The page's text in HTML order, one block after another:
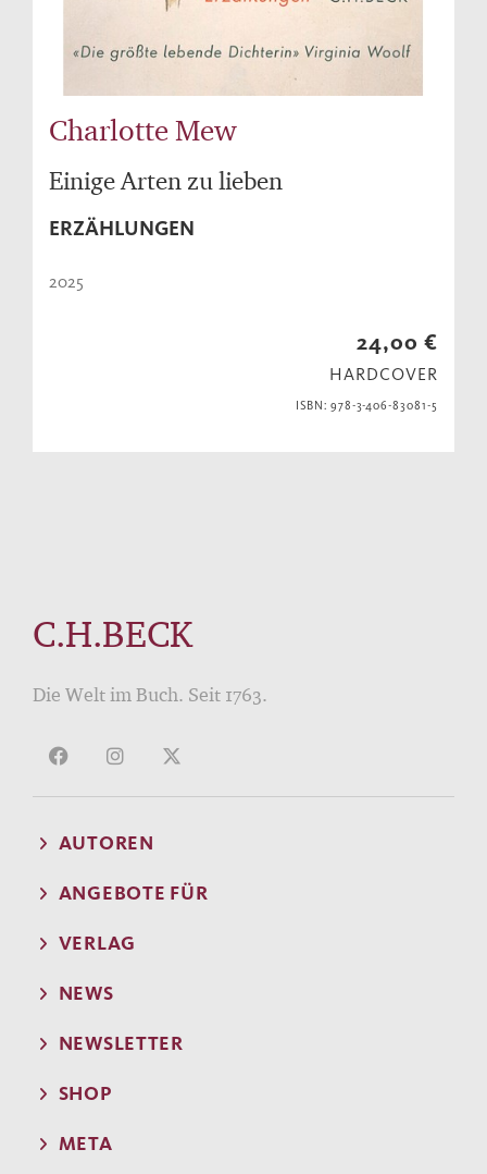
Charlotte Mew
Einige Arten zu lieben
ERZÄHLUNGEN
2025
24,00 €
HARDCOVER
ISBN: 978-3-406-83081-5
C.H.BECK
Die Welt im Buch. Seit 1763.
AUTOREN
ANGEBOTE FÜR
VERLAG
NEWS
NEWSLETTER
SHOP
META